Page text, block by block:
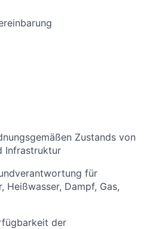
Zustands von
Infrastruktur
für
Heißwasser, Dampf, Gas,
der